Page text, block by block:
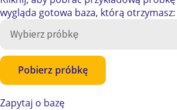
wygląda gotowa baza, którą otrzymasz:
Pobierz próbkę
Zapytaj o bazę